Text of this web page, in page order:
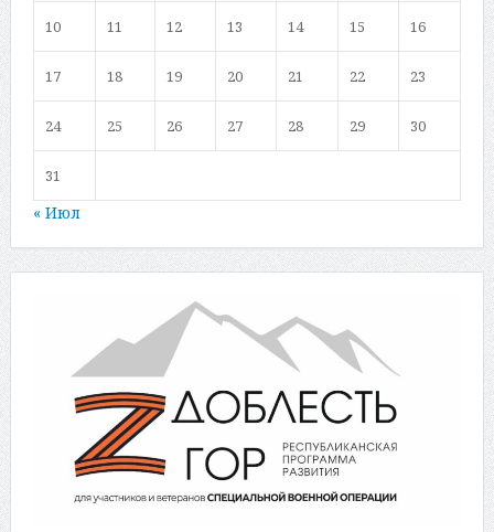
10 11 12 13 14 15 16
17 18 19 20 21 22 23
24 25 26 27 28 29 30
31
« Июл